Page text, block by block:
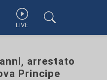
LIVE
arrestato
Principe